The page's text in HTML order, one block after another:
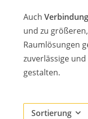
Auch
und zu
Raumlösungen
zuverlässige
gestalten.
Sortierung